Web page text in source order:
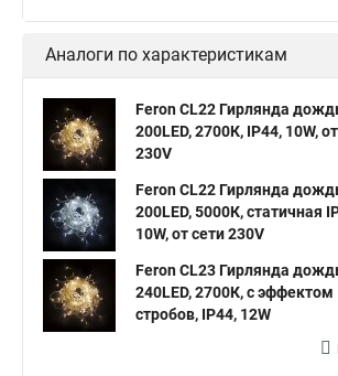
Аналоги по характеристикам
Feron CL22 Гирлянда
200LED, 2700К, IP44, 10W,
230V
Feron CL22 Гирлянда
200LED, 5000К, статичная
10W, от сети 230V
Feron CL23 Гирлянда
240LED, 2700К, с эффектом
стробов, IP44, 12W